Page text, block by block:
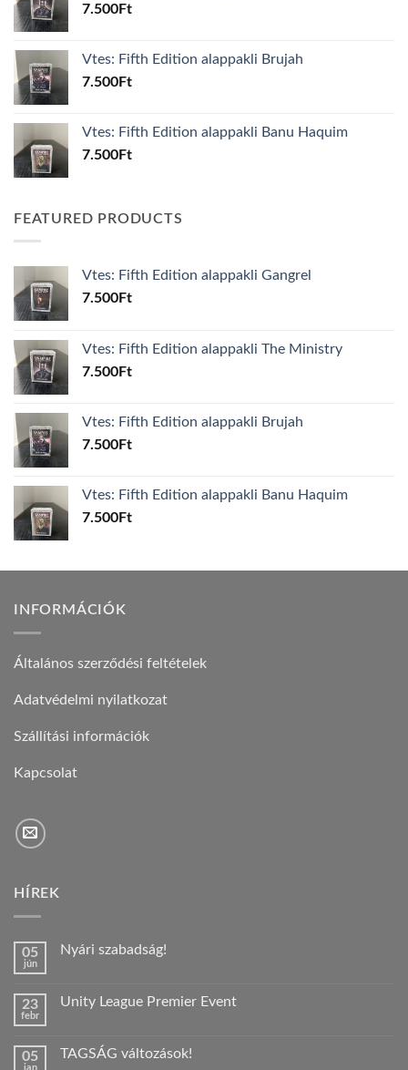
7.500Ft
Vtes: Fifth Edition alappakli Brujah
7.500Ft
Vtes: Fifth Edition alappakli Banu Haquim
7.500Ft
FEATURED PRODUCTS
Vtes: Fifth Edition alappakli Gangrel
7.500Ft
Vtes: Fifth Edition alappakli The Ministry
7.500Ft
Vtes: Fifth Edition alappakli Brujah
7.500Ft
Vtes: Fifth Edition alappakli Banu Haquim
7.500Ft
INFORMÁCIÓK
Általános szerződési feltételek
Adatvédelmi nyilatkozat
Szállítási információk
Kapcsolat
HÍREK
05
jún
Nyári szabadság!
Nyári
23
febr
Unity League Premier Event
Unity
05
jan
TAGSÁG változások!